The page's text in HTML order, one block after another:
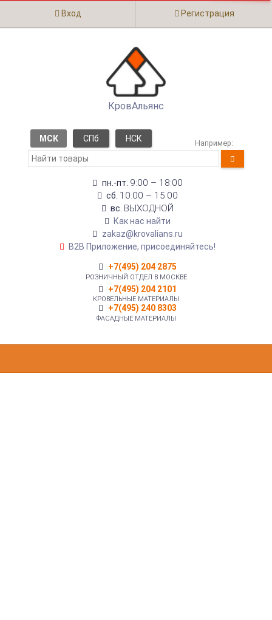
Вход Регистрация
КровАльянс
МСК СПб НСК Например:
пн.-пт. 9:00 – 18:00
сб. 10:00 – 15:00
вс. ВЫХОДНОЙ
Как нас найти
zakaz@krovalians.ru
B2B Приложение, присоединяйтесь!
+7(495) 204 2875
РОЗНИЧНЫЙ ОТДЕЛ В МОСКВЕ
+7(495) 204 2101
КРОВЕЛЬНЫЕ МАТЕРИАЛЫ
+7(495) 240 8303
ФАСАДНЫЕ МАТЕРИАЛЫ